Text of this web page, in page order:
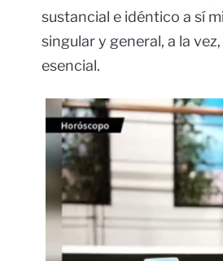
sustancial e idéntico a sí
singular y general, a la
esencial.